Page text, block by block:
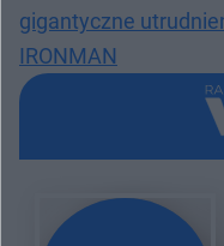
gigantyczne
IRONMAN